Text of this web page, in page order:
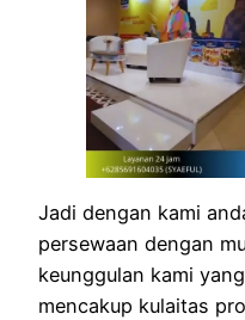
Jadi dengan kami
persewaan dengan
keunggulan kami
mencakup kulaitas